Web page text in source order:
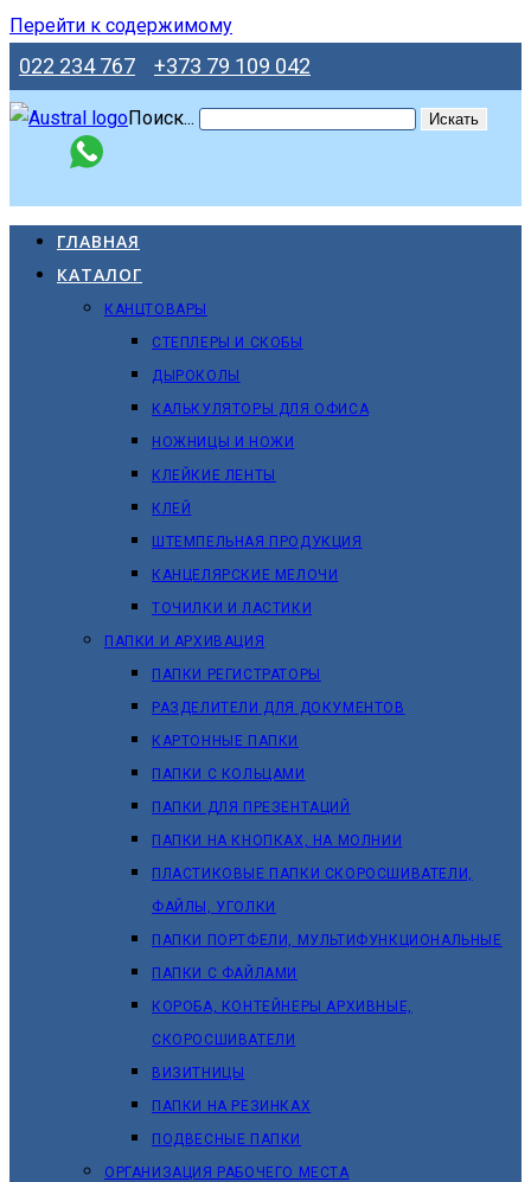
Перейти к содержимому
022 234 767 +373 79 109 042
Поиск... Искать
ГЛАВНАЯ
КАТАЛОГ
КАНЦТОВАРЫ
СТЕПЛЕРЫ И СКОБЫ
ДЫРОКОЛЫ
КАЛЬКУЛЯТОРЫ ДЛЯ ОФИСА
НОЖНИЦЫ И НОЖИ
КЛЕЙКИЕ ЛЕНТЫ
КЛЕЙ
ШТЕМПЕЛЬНАЯ ПРОДУКЦИЯ
КАНЦЕЛЯРСКИЕ МЕЛОЧИ
ТОЧИЛКИ И ЛАСТИКИ
ПАПКИ И АРХИВАЦИЯ
ПАПКИ РЕГИСТРАТОРЫ
РАЗДЕЛИТЕЛИ ДЛЯ ДОКУМЕНТОВ
КАРТОННЫЕ ПАПКИ
ПАПКИ С КОЛЬЦАМИ
ПАПКИ ДЛЯ ПРЕЗЕНТАЦИЙ
ПАПКИ НА КНОПКАХ, НА МОЛНИИ
ПЛАСТИКОВЫЕ ПАПКИ СКОРОСШИВАТЕЛИ,
ФАЙЛЫ, УГОЛКИ
ПАПКИ ПОРТФЕЛИ, МУЛЬТИФУНКЦИОНАЛЬНЫЕ
ПАПКИ С ФАЙЛАМИ
КОРОБА, КОНТЕЙНЕРЫ АРХИВНЫЕ,
СКОРОСШИВАТЕЛИ
ВИЗИТНИЦЫ
ПАПКИ НА РЕЗИНКАХ
ПОДВЕСНЫЕ ПАПКИ
ОРГАНИЗАЦИЯ РАБОЧЕГО МЕСТА